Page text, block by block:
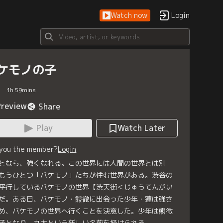
Watch now Login
モノの子
1h 59mins
Share
Play
Watch Later
the member?Login
なら、強くなれる。この世界には人間の世界とは別
うひとつ「バケモノ」たちが住む世界がある。渋谷の
行しているバケモノの世界【渋天街＜じゅうてんがい
。ある日、バケモノ・熊徹に出会った少年・蓮は強さ
、バケモノの世界へ行くことを決意した。少年は熊徹